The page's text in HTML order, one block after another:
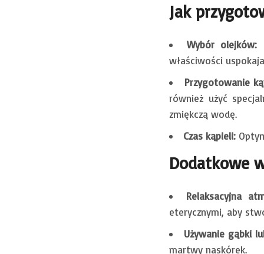
Jak
Wybór olejków:
właściwości
Przygotowanie
również użyć
zmiękczą wodę.
Czas kąpieli:
Dodatkowe
Relaksacyjna
eterycznymi, aby
Używanie gąbki
martwy naskórek.